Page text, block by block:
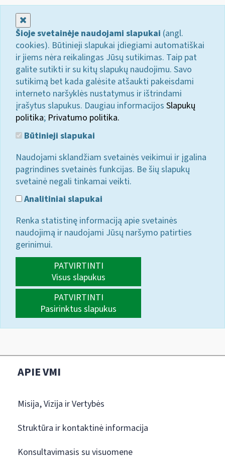
Šioje svetainėje naudojami slapukai (angl.
cookies). Būtinieji slapukai įdiegiami automatiškai
ir jiems nėra reikalingas Jūsų sutikimas. Taip pat
galite sutikti ir su kitų slapukų naudojimu. Savo
sutikimą bet kada galėsite atšaukti pakeisdami
interneto naršyklės nustatymus ir ištrindami
įrašytus slapukus. Daugiau informacijos Slapukų
politika; Privatumo politika.
Būtinieji slapukai
Naudojami sklandžiam svetainės veikimui ir įgalina
pagrindines svetainės funkcijas. Be šių slapukų
svetainė negali tinkamai veikti.
Analitiniai slapukai
Renka statistinę informaciją apie svetainės
naudojimą ir naudojami Jūsų naršymo patirties
gerinimui.
PATVIRTINTI
Visus slapukus
PATVIRTINTI
Pasirinktus slapukus
APIE VMI
Misija, Vizija ir Vertybės
Struktūra ir kontaktinė informacija
Konsultavimasis su visuomene